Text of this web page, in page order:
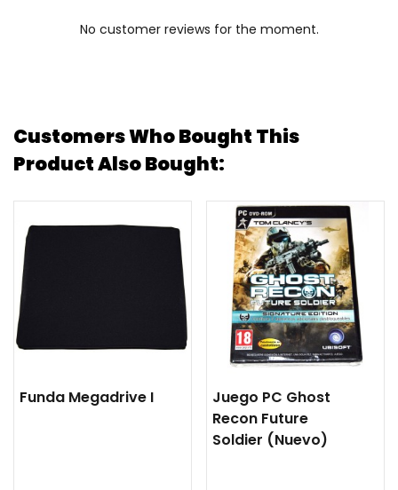
No customer reviews for the moment.
Customers Who Bought This
Product Also Bought:
Funda Megadrive I
Juego PC Ghost
Recon Future
Soldier (nuevo)